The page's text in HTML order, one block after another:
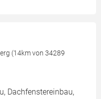
(14km von 34289
Dachfenstereinbau,